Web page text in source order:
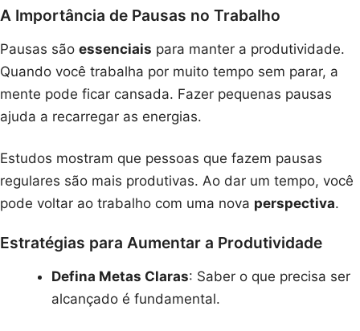
A Importância de Pausas no Trabalho
Pausas são essenciais para manter a produtividade.
Quando você trabalha por muito tempo sem parar, a
mente pode ficar cansada. Fazer pequenas pausas
ajuda a recarregar as energias.
Estudos mostram que pessoas que fazem pausas
regulares são mais produtivas. Ao dar um tempo, você
pode voltar ao trabalho com uma nova perspectiva.
Estratégias para Aumentar a Produtividade
Defina Metas Claras: Saber o que precisa ser
alcançado é fundamental.